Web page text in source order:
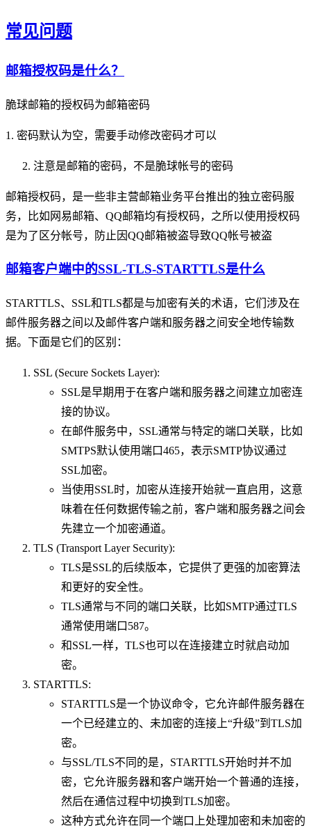
常见问题
邮箱授权码是什么？
脆球邮箱的授权码为邮箱密码
1. 密码默认为空，需要手动修改密码才可以
注意是邮箱的密码，不是脆球帐号的密码
邮箱授权码，是一些非主营邮箱业务平台推出的独立密码服
务，比如网易邮箱、QQ邮箱均有授权码，之所以使用授权码
是为了区分帐号，防止因QQ邮箱被盗导致QQ帐号被盗
邮箱客户端中的SSL-TLS-STARTTLS是什么
STARTTLS、SSL和TLS都是与加密有关的术语，它们涉及在
邮件服务器之间以及邮件客户端和服务器之间安全地传输数
据。下面是它们的区别：
SSL (Secure Sockets Layer):
SSL是早期用于在客户端和服务器之间建立加密连
接的协议。
在邮件服务中，SSL通常与特定的端口关联，比如
SMTPS默认使用端口465，表示SMTP协议通过
SSL加密。
当使用SSL时，加密从连接开始就一直启用，这意
味着在任何数据传输之前，客户端和服务器之间会
先建立一个加密通道。
TLS (Transport Layer Security):
TLS是SSL的后续版本，它提供了更强的加密算法
和更好的安全性。
TLS通常与不同的端口关联，比如SMTP通过TLS
通常使用端口587。
和SSL一样，TLS也可以在连接建立时就启动加
密。
STARTTLS:
STARTTLS是一个协议命令，它允许邮件服务器在
一个已经建立的、未加密的连接上“升级”到TLS加
密。
与SSL/TLS不同的是，STARTTLS开始时并不加
密，它允许服务器和客户端开始一个普通的连接，
然后在通信过程中切换到TLS加密。
这种方式允许在同一个端口上处理加密和未加密的